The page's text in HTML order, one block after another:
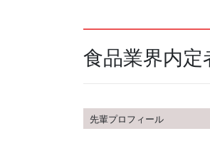
食品業界内定
先輩プロフィール